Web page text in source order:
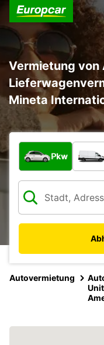
Vermietung von
Mineta
Welche Art von
Pkw
Autovermietung